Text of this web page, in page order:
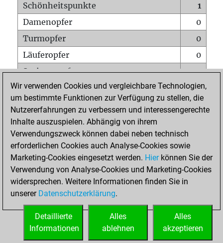
Schönheitspunkte
1
Damenopfer
0
Turmopfer
0
Läuferopfer
0
Springeropfer
0
Bauernopfer
1
Matt auf vollem Brett
0
Bauer setzt Matt
Erstickte Matts
Unterverwandlungen
0
Türme auf der siebten
0
STARTSEITE
Wir verwenden Cookies und vergleichbare Technologien,
um bestimmte Funktionen zur Verfügung zu stellen, die
Nutzererfahrungen zu verbessern und interessengerechte
Inhalte auszuspielen. Abhängig von ihrem
Verwendungszweck können dabei neben technisch
erforderlichen Cookies auch Analyse-Cookies sowie
Marketing-Cookies eingesetzt werden. Hierkönnen Sie der
Verwendung von Analyse-Cookies und Marketing-Cookies
widersprechen. Weitere Informationen finden Sie in
unserer Datenschutzerklärung.
Alles
akzeptieren
Alles
ablehnen
Detaillierte
Informationen